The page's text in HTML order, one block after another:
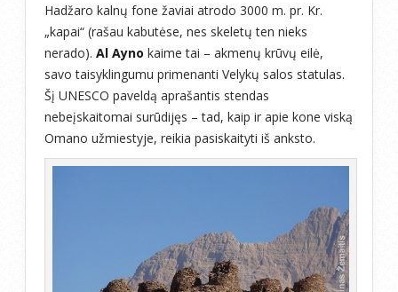
Hadžaro kalnų fone žaviai atrodo 3000 m. pr. Kr.
„kapai“ (rašau kabutėse, nes skeletų ten nieks
nerado). Al Ayno kaime tai – akmenų krūvų eilė,
savo taisyklingumu primenanti Velykų salos statulas.
Šį UNESCO paveldą aprašantis stendas
nebeįskaitomai surūdijęs – tad, kaip ir apie kone viską
Omano užmiestyje, reikia pasiskaityti iš anksto.